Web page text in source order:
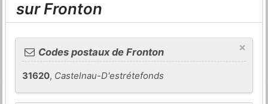
sur Fronton
×
Codes postaux de Fronton
31620, Castelnau-D'estrétefonds